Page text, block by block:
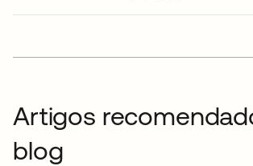
Artigos
blog